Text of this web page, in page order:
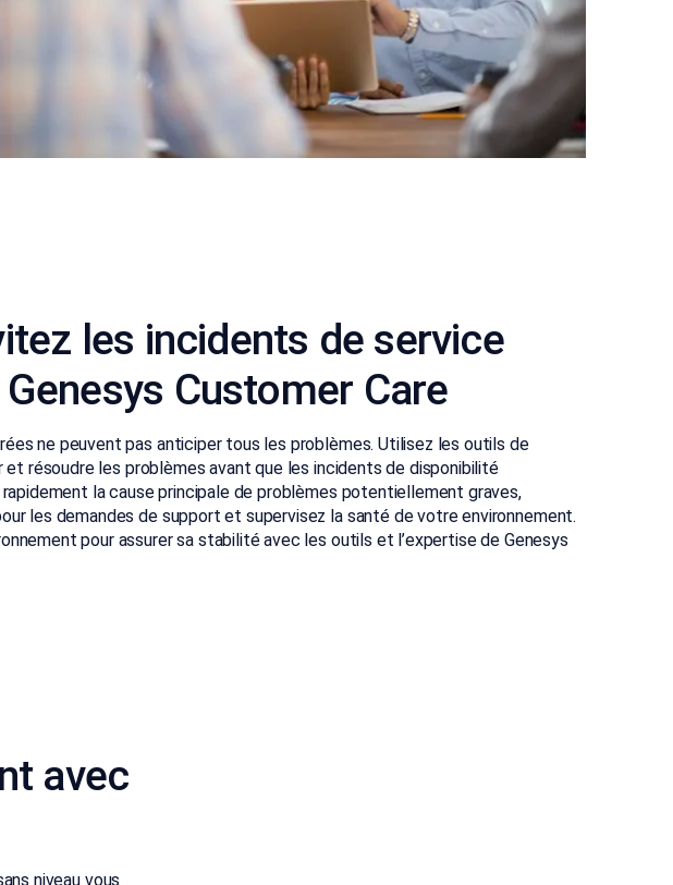
les incidents de service
Customer Care
ne peuvent pas anticiper tous les problèmes. Utilisez les outils de
et résoudre les problèmes avant que les incidents de disponibilité
la cause principale de problèmes potentiellement graves,
les demandes de support et supervisez la santé de votre environnement.
pour assurer sa stabilité avec les outils et l’expertise de Genesys
avec
niveau vous